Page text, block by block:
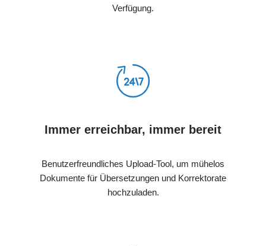
Verfügung.
Immer erreichbar, immer bereit
Benutzerfreundliches Upload-Tool, um mühelos
Dokumente für Übersetzungen und Korrektorate
hochzuladen.